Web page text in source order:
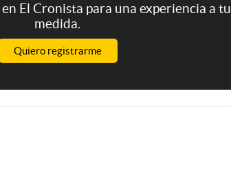
en El Cronista para una experiencia a tu
medida.
Quiero registrarme